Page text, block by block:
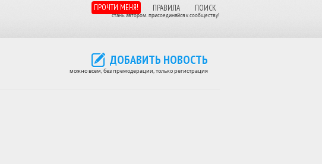
ПРОЧТИ МЕНЯ! ПРАВИЛА ПОИСК
стань автором. присоединяйся к сообществу!
ДОБАВИТЬ НОВОСТЬ
можно всем, без премодерации, только регистрация